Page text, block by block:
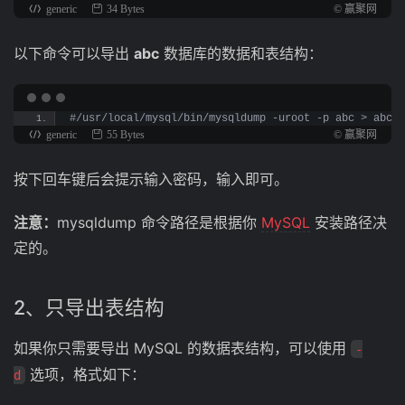
generic
34 Bytes © 赢聚网
以下命令可以导出 abc 数据库的数据和表结构：
#/usr/local/mysql/bin/mysqldump -uroot -p abc >
generic
55 Bytes © 赢聚网
按下回车键后会提示输入密码，输入即可。
注意： mysqldump 命令路径是根据你 MySQL 安装路径决
定的。
2、只导出表结构
如果你只需要导出 MySQL 的数据表结构，可以使用
-
d
选项，格式如下：